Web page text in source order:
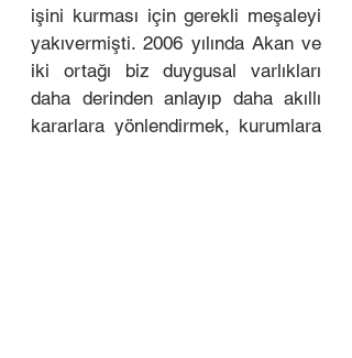
işini kurması için gerekli meşaleyi
yakıvermişti. 2006 yılında Akan ve
iki ortağı biz duygusal varlıkları
daha derinden anlayıp daha akıllı
kararlara yönlendirmek, kurumlara